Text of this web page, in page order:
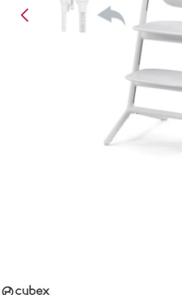
Με την προσφορά
θα
κερδίζεις
Είναι για δώρο;
ΝΑΙ
Λεπτομέρειες που θα